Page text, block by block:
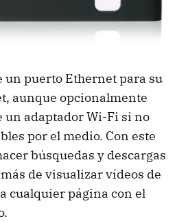
un puerto Ethernet para su
aunque opcionalmente
adaptador Wi-Fi si no
por el medio. Con este
búsquedas y descargas
de visualizar vídeos de
cualquier página con el